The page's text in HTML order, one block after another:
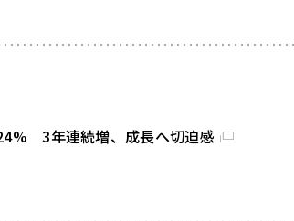
3年連続増、成長へ切迫感